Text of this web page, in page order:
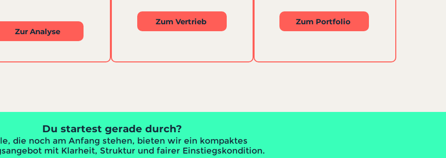
Zur Analyse
Zum Vertrieb Zum Portfolio
Du startest gerade durch?
die noch am Anfang stehen, bieten wir ein kompaktes
mit Klarheit, Struktur und fairer Einstiegskondition.